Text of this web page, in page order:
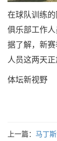
在球队训练
俱乐部工作
据了解，新
人员这两天
体坛新视野
上一篇： 马丁